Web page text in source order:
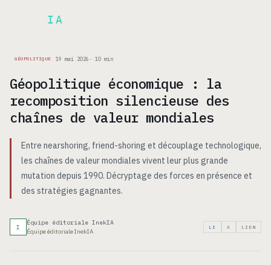
IA
GÉOPOLITIQUE 19 mai 2026 · 10 min
Géopolitique économique : la
recomposition silencieuse des
chaînes de valeur mondiales
Entre nearshoring, friend-shoring et découplage technologique,
les chaînes de valeur mondiales vivent leur plus grande
mutation depuis 1990. Décryptage des forces en présence et
des stratégies gagnantes.
I
Équipe éditoriale InekIA
Équipe éditoriale InekIA
LI X LIEN